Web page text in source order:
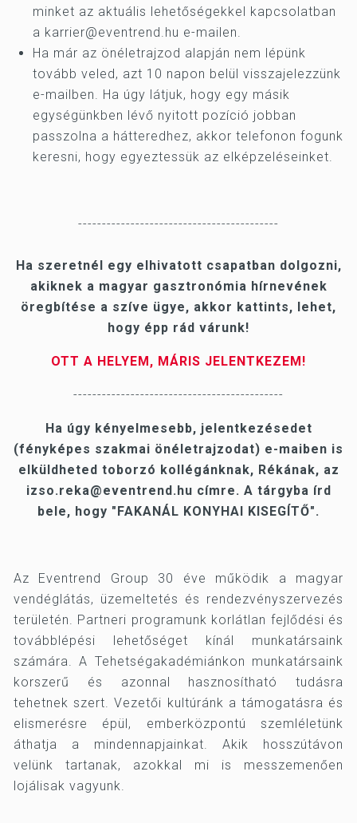
minket az aktuális lehetőségekkel kapcsolatban
a karrier@eventrend.hu e-mailen.
Ha már az önéletrajzod alapján nem lépünk
tovább veled, azt 10 napon belül visszajelezzünk
e-mailben. Ha úgy látjuk, hogy egy másik
egységünkben lévő nyitott pozíció jobban
passzolna a hátteredhez, akkor telefonon fogunk
keresni, hogy egyeztessük az elképzeléseinket.
------------------------------------------
Ha szeretnél egy elhivatott csapatban dolgozni,
akiknek a magyar gasztronómia hírnevének
öregbítése a szíve ügye, akkor kattints, lehet,
hogy épp rád várunk!
OTT A HELYEM, MÁRIS JELENTKEZEM!
--------------------------------------------
Ha úgy kényelmesebb, jelentkezésedet
(fényképes szakmai önéletrajzodat) e-maiben is
elküldheted toborzó kollégánknak, Rékának, az
izso.reka@eventrend.hu címre. A tárgyba írd
bele, hogy "FAKANÁL KONYHAI KISEGÍTŐ".
Az Eventrend Group 30 éve működik a magyar
vendéglátás, üzemeltetés és rendezvényszervezés
területén. Partneri programunk korlátlan fejlődési és
továbblépési lehetőséget kínál munkatársaink
számára. A Tehetségakadémiánkon munkatársaink
korszerű és azonnal hasznosítható tudásra
tehetnek szert. Vezetői kultúránk a támogatásra és
elismerésre épül, emberközpontú szemléletünk
áthatja a mindennapjainkat. Akik hosszútávon
velünk tartanak, azokkal mi is messzemenően
lojálisak vagyunk.